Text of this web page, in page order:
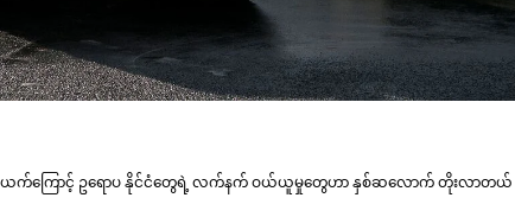
ဂယက်ကြောင့် ဥရောပ နိုင်ငံတွေရဲ့ လက်နက် ဝယ်ယူမှုတွေဟာ နှစ်ဆလောက် တိုးလာတယ်